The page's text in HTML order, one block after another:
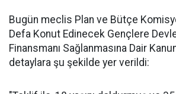
Bugün meclis Plan ve Bütçe
Defa Konut Edinecek Gençlere
Finansmanı Sağlanmasına Dair
detaylara şu şekilde yer verildi: